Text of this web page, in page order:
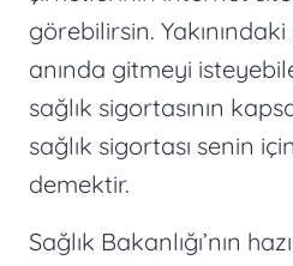
görebilirsin.
anında gitmeyi
sağlık sigortasının
sağlık sigortası senin
demektir.
Sağlık Bakanlığı’nın